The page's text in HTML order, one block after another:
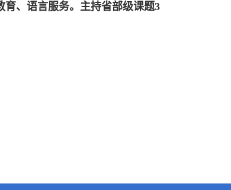
育、语言服务。主持省部级课题3